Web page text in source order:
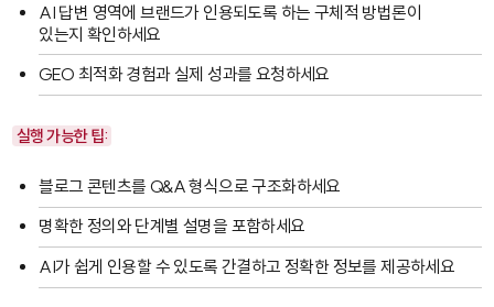
AI 답변 영역에 브랜드가 인용되도록 하는 구체적 방법론이
있는지 확인하세요
GEO 최적화 경험과 실제 성과를 요청하세요
실행 가능한 팁:
블로그 콘텐츠를 Q&A 형식으로 구조화하세요
명확한 정의와 단계별 설명을 포함하세요
AI가 쉽게 인용할 수 있도록 간결하고 정확한 정보를 제공하세요